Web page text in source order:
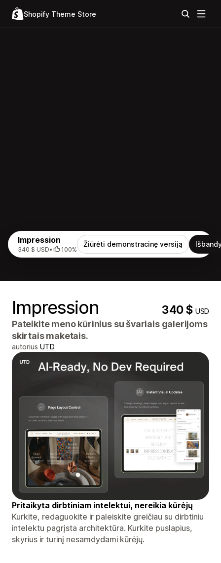
Shopify Theme Store
Impression
340 $ USD• 100%
Žiūrėti demonstracinę versiją
Impression 340 $USD
Pateikite meno kūrinius su švariais galerijoms
skirtais maketais.
autorius UTD
Pritaikyta dirbtiniam intelektui, nereikia kūrėjų
Kurkite, redaguokite ir paleiskite greičiau su dirbtiniu
intelektu pagrįsta architektūra. Kurkite puslapius,
skyrius ir turinį nesamdydami kūrėjų.